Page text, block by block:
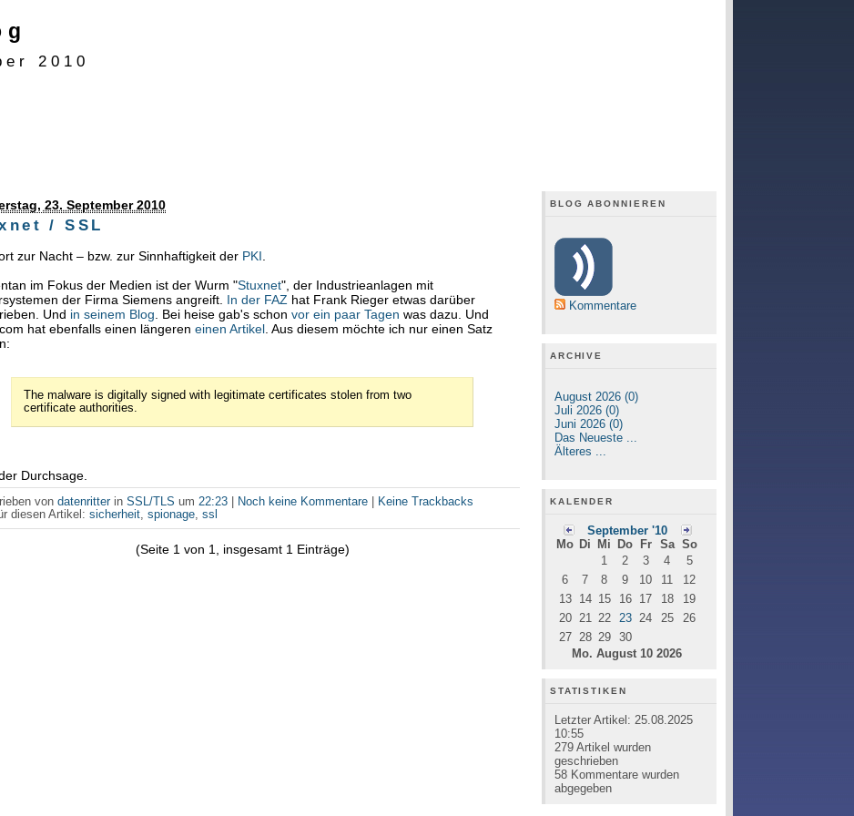
2010
23. September 2010
/ SSL
zur Nacht – bzw. zur Sinnhaftigkeit der PKI
im Fokus der Medien ist der Wurm "Stuxnet", der Industrieanlagen mit
der Firma Siemens angreift. In der FAZ hat Frank Rieger etwas darüber
Und in seinem Blog . Bei heise gab's schonvor ein paar Tagen was dazu. Und
hat ebenfalls einen längereneinen Artikel . Aus diesem möchte ich nur einen Satz
The malware is digitally signed with legitimate certificates stolen from two
certificate authorities.
Durchsage.
vondatenritterinSSL/TLS um 22:23 Noch keine Kommentare
Keine Trackbacks
diesen Artikel:sicherheit ,spionage ,ssl
(Seite 1 von 1, insgesamt 1 Einträge)
BLOG ABONNIEREN
Kommentare
ARCHIVE
August 2026 (0)
Juli 2026 (0)
Juni 2026 (0)
Das Neueste ...
Älteres ...
KALENDER
September '10
Mo Di Mi Do Fr Sa So
Mo. August 10 2026
1 2 3 4
5
6
7 8 9 10 11
12
13
14 15 16 17 18
19
20
21 22 23 24 25
26
27
28 29 30
STATISTIKEN
Letzter Artikel: 25.08.2025
10:55
279Artikel wurden
geschrieben
58Kommentare wurden
abgegeben